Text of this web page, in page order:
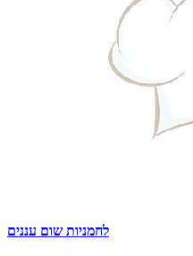
לחמניות שום עננים